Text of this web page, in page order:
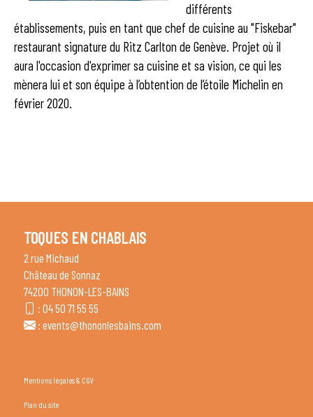
différents
établissements, puis en tant que chef de cuisine au "Fiskebar"
restaurant signature du Ritz Carlton de Genève. Projet où il
aura l'occasion d'exprimer sa cuisine et sa vision, ce qui les
mènera lui et son équipe à l’obtention de l’étoile Michelin en
février 2020.
TOQUES EN CHABLAIS
2 rue Michaud
Château de Sonnaz
74200 THONON-LES-BAINS
: 04 50 71 55 55
: events@thononlesbains.com
Mentions légales & CGV
Plan du site